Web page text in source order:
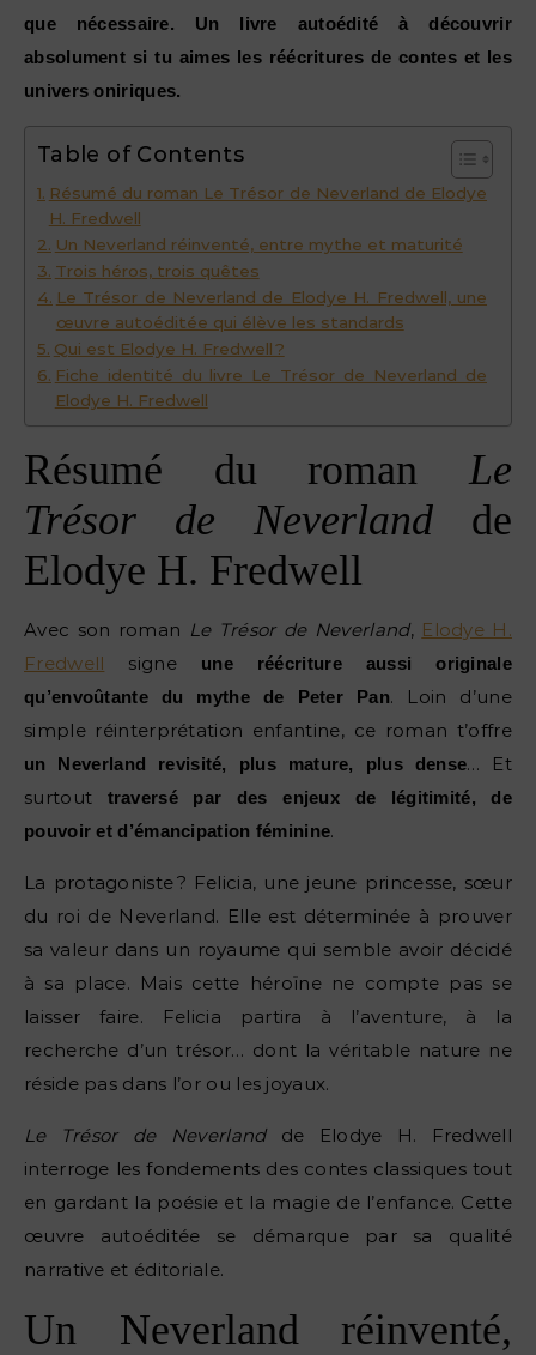
que nécessaire. Un livre autoédité à découvrir
absolument si tu aimes les réécritures de contes et les
univers oniriques.
Table of Contents
Résumé du roman Le Trésor de Neverland de Elodye
H. Fredwell
Un Neverland réinventé, entre mythe et maturité
Trois héros, trois quêtes
Le Trésor de Neverland de Elodye H. Fredwell, une
œuvre autoéditée qui élève les standards
Qui est Elodye H. Fredwell ?
Fiche identité du livre Le Trésor de Neverland de
Elodye H. Fredwell
Résumé du romanLe
Trésor de Neverland de
Elodye H. Fredwell
Avec son roman Le Trésor de Neverland, Elodye H.
Fredwell signe
une réécriture aussi originale
qu’envoûtante du mythe de Peter Pan. Loin d’une
simple réinterprétation enfantine, ce roman t’offre
un Neverland revisité, plus mature, plus dense… Et
surtout traversé par des enjeux de légitimité, de
pouvoir et d’émancipation féminine.
La protagoniste ? Felicia, une jeune princesse, sœur
du roi de Neverland. Elle est déterminée à prouver
sa valeur dans un royaume qui semble avoir décidé
à sa place. Mais cette héroïne ne compte pas se
laisser faire. Felicia partira à l’aventure, à la
recherche d’un trésor… dont la véritable nature ne
réside pas dans l’or ou les joyaux.
Le Trésor de Neverlandde Elodye H. Fredwell
interroge les fondements des contes classiques tout
en gardant la poésie et la magie de l’enfance. Cette
œuvre autoéditée se démarque par sa qualité
narrative et éditoriale.
Un Neverland réinventé,